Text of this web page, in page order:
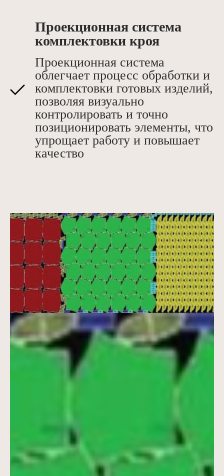
Проекционная система
комплектовки кроя
Проекционная система
облегчает процесс обработки и
комплектовки готовых изделий,
позволяя визуально
контролировать и точно
позиционировать элементы, что
упрощает работу и повышает
качество